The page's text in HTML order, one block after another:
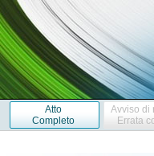
Atto
Completo
Avviso di
Errata